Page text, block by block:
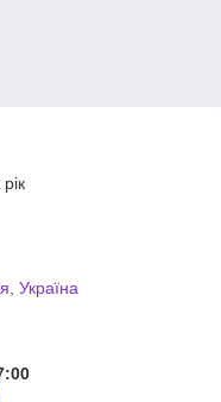
Україна